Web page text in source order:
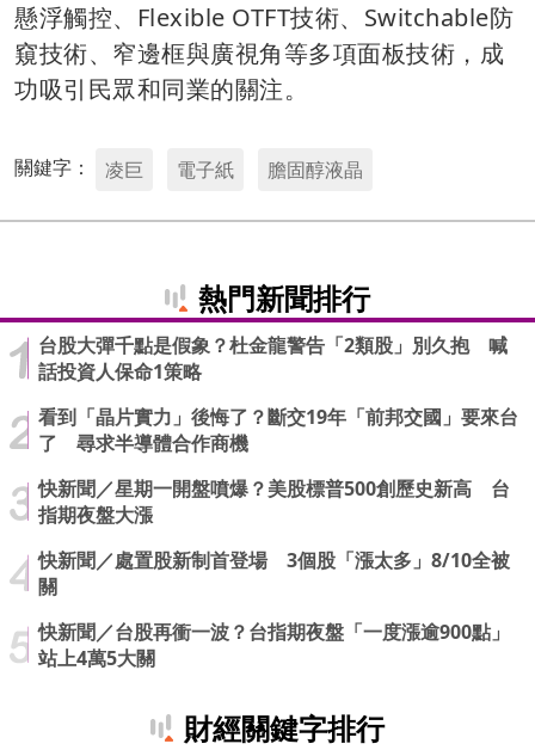
懸浮觸控、Flexible OTFT技術、Switchable防
窺技術、窄邊框與廣視角等多項面板技術，成
功吸引民眾和同業的關注。
關鍵字： 凌巨 電子紙 膽固醇液晶
熱門新聞排行
台股大彈千點是假象？杜金龍警告「2類股」別久抱 喊
話投資人保命1策略
看到「晶片實力」後悔了？斷交19年「前邦交國」要來台
了 尋求半導體合作商機
快新聞／星期一開盤噴爆？美股標普500創歷史新高 台
指期夜盤大漲
快新聞／處置股新制首登場 3個股「漲太多」8/10全被
關
快新聞／台股再衝一波？台指期夜盤「一度漲逾900點」
站上4萬5大關
財經關鍵字排行